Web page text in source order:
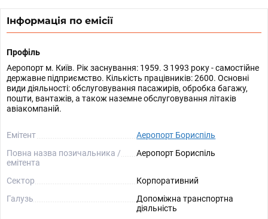
Інформація по емісії
Профіль
Аеропорт м. Київ. Рік заснування: 1959. З 1993 року - самостійне
державне підприємство. Кількість працівників: 2600. Основні
види діяльності: обслуговування пасажирів, обробка багажу,
пошти, вантажів, а також наземне обслуговування літаків
авіакомпаній.
Емітент
Аеропорт Бориспіль
Повна назва позичальника /
емітента
Аеропорт Бориспіль
Сектор
Корпоративний
Галузь
Допоміжна транспортна
діяльність